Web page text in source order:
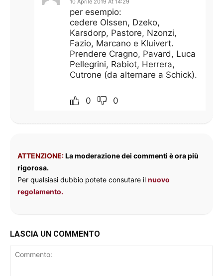
10 Aprile 2019 At 14:29
per esempio:
cedere Olssen, Dzeko,
Karsdorp, Pastore, Nzonzi,
Fazio, Marcano e Kluivert.
Prendere Cragno, Pavard, Luca
Pellegrini, Rabiot, Herrera,
Cutrone (da alternare a Schick).
0 0
ATTENZIONE:La moderazione dei commenti è ora più
rigorosa.
Per qualsiasi dubbio potete consutare il nuovo
regolamento.
LASCIA UN COMMENTO